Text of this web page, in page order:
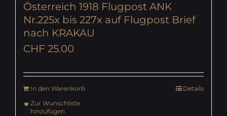
Österreich 1918 Flugpost ANK
Nr.225x bis 227x auf Flugpost Brief
nach KRAKAU
CHF 25.00
In den Warenkorb
Details
Zur Wunschliste
hinzufügen